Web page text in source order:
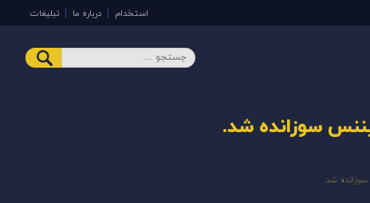
استخدام درباره ما تبلیغات